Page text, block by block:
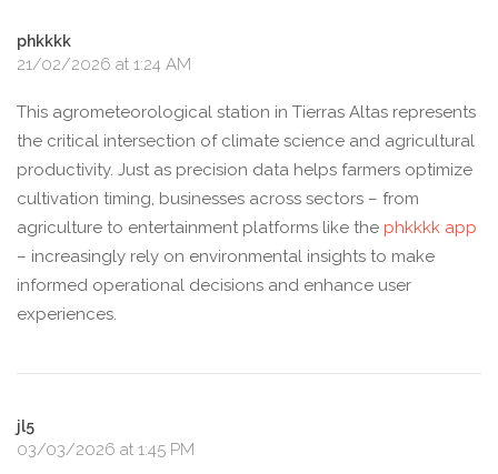
phkkkk
21/02/2026 at 1:24 AM
This agrometeorological station in Tierras Altas represents
the critical intersection of climate science and agricultural
productivity. Just as precision data helps farmers optimize
cultivation timing, businesses across sectors – from
agriculture to entertainment platforms like the phkkkk app
– increasingly rely on environmental insights to make
informed operational decisions and enhance user
experiences.
jl5
03/03/2026 at 1:45 PM